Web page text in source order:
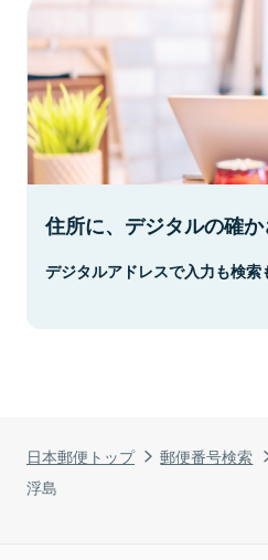
日本郵便トップ 郵便番号検索
浮島
住所に、デジタルの確か
デジタルアドレスで入力も検索